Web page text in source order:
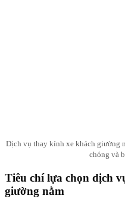
Dịch vụ thay kính xe khách giường
chóng và
Tiêu chí lựa chọn dịch
giường nằm